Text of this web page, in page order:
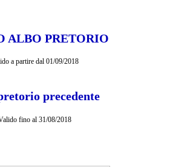
ALBO PRETORIO
a partire dal 01/09/2018
precedente
fino al 31/08/2018